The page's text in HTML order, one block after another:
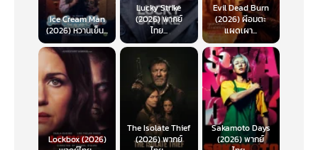
Ice Cream Man
(2026) หวานเย็น...
Lucky Strike
(2026) พากย์
ไทย...
Evil Dead Burn
(2026) ผีอมตะ
แผดเผา...
Lockbox (2026)
The Isolate Thief
(2026) พากย์
Sakamoto Days
(2026) พากย์